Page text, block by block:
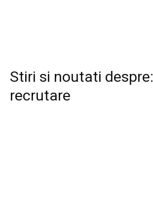
Stiri si noutati despre:
recrutare